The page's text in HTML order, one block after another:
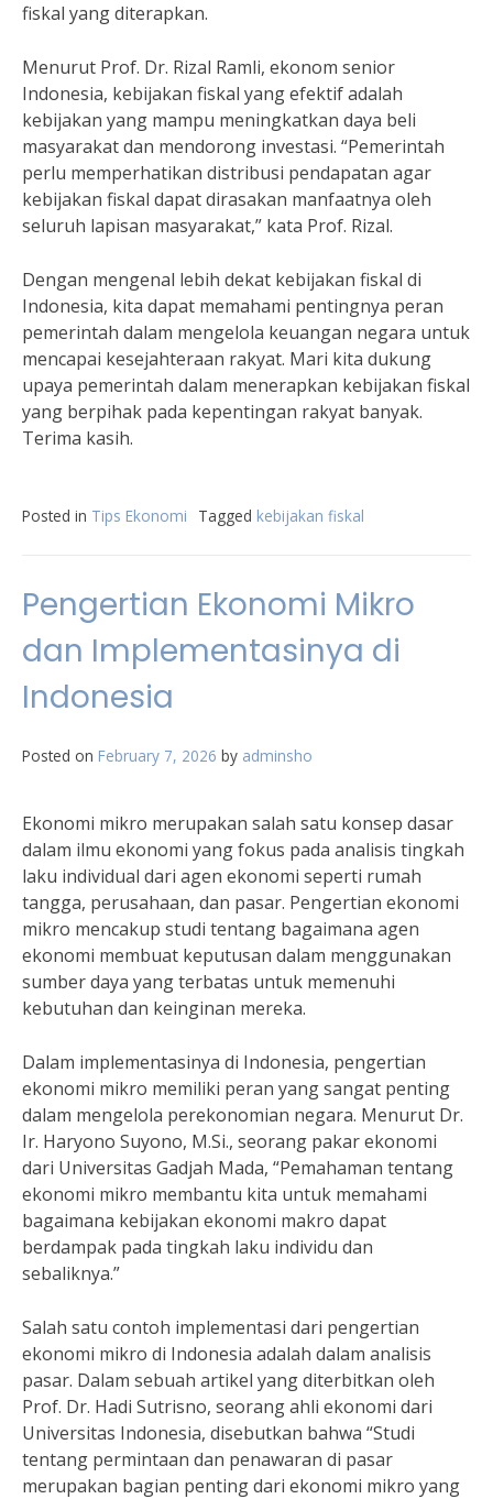
fiskal yang diterapkan.
Menurut Prof. Dr. Rizal Ramli, ekonom senior
Indonesia, kebijakan fiskal yang efektif adalah
kebijakan yang mampu meningkatkan daya beli
masyarakat dan mendorong investasi. “Pemerintah
perlu memperhatikan distribusi pendapatan agar
kebijakan fiskal dapat dirasakan manfaatnya oleh
seluruh lapisan masyarakat,” kata Prof. Rizal.
Dengan mengenal lebih dekat kebijakan fiskal di
Indonesia, kita dapat memahami pentingnya peran
pemerintah dalam mengelola keuangan negara untuk
mencapai kesejahteraan rakyat. Mari kita dukung
upaya pemerintah dalam menerapkan kebijakan fiskal
yang berpihak pada kepentingan rakyat banyak.
Terima kasih.
Posted in Tips Ekonomi Tagged kebijakan fiskal
Pengertian Ekonomi Mikro
dan Implementasinya di
Indonesia
Posted on February 7, 2026 by adminsho
Ekonomi mikro merupakan salah satu konsep dasar
dalam ilmu ekonomi yang fokus pada analisis tingkah
laku individual dari agen ekonomi seperti rumah
tangga, perusahaan, dan pasar. Pengertian ekonomi
mikro mencakup studi tentang bagaimana agen
ekonomi membuat keputusan dalam menggunakan
sumber daya yang terbatas untuk memenuhi
kebutuhan dan keinginan mereka.
Dalam implementasinya di Indonesia, pengertian
ekonomi mikro memiliki peran yang sangat penting
dalam mengelola perekonomian negara. Menurut Dr.
Ir. Haryono Suyono, M.Si., seorang pakar ekonomi
dari Universitas Gadjah Mada, “Pemahaman tentang
ekonomi mikro membantu kita untuk memahami
bagaimana kebijakan ekonomi makro dapat
berdampak pada tingkah laku individu dan
sebaliknya.”
Salah satu contoh implementasi dari pengertian
ekonomi mikro di Indonesia adalah dalam analisis
pasar. Dalam sebuah artikel yang diterbitkan oleh
Prof. Dr. Hadi Sutrisno, seorang ahli ekonomi dari
Universitas Indonesia, disebutkan bahwa “Studi
tentang permintaan dan penawaran di pasar
merupakan bagian penting dari ekonomi mikro yang